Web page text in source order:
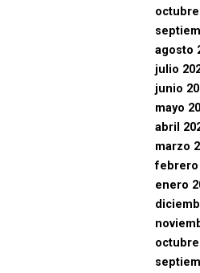
octubre
agosto
julio
junio
mayo
abril
marzo
febrero
enero
octubre